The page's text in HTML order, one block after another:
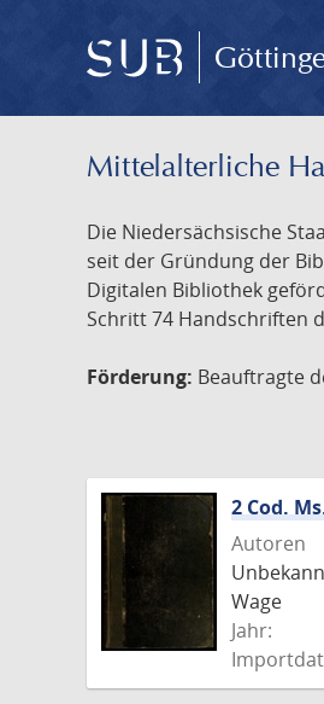
Mittelalterliche
Die Niedersächsische
seit der Gründung der
Digitalen Bibliothek
Schritt 74 Handschriften
Förderung: Beauftragte
2 Cod.
Autoren
Wage
Jahr: